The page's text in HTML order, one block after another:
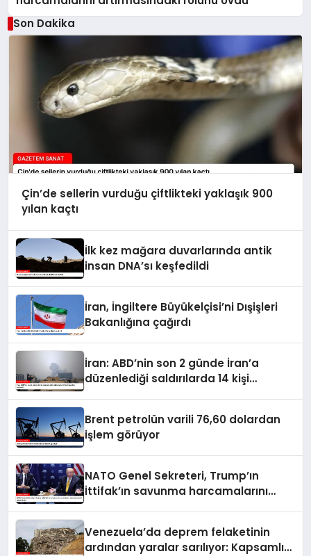
Son Dakika
Çin’de sellerin vurduğu çiftlikteki yaklaşık 900
yılan kaçtı
İlk kez mağara duvarlarında antik
insan DNA’sı keşfedildi
İran, İngiltere Büyükelçisi’ni Dışişleri
Bakanlığına çağırdı
İran: ABD’nin son 2 günde İran’a
düzenlediği saldırılarda 14 kişi
Brent petrolün varili 76,60 dolardan
işlem görüyor
NATO Genel Sekreteri, Trump’ın
İttifak’ın savunma harcamalarını
Venezuela’da deprem felaketinin
ardından yaralar sarılıyor: Kapsamlı